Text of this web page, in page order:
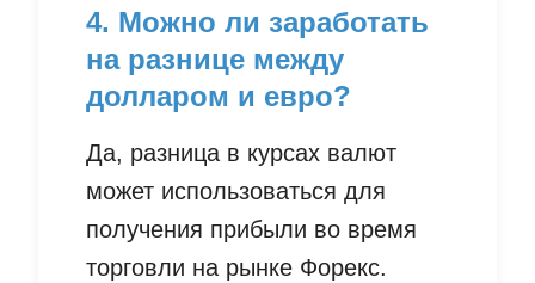
4. Можно ли заработать
на разнице между
долларом и евро?
Да, разница в курсах валют
может использоваться для
получения прибыли во время
торговли на рынке Форекс.